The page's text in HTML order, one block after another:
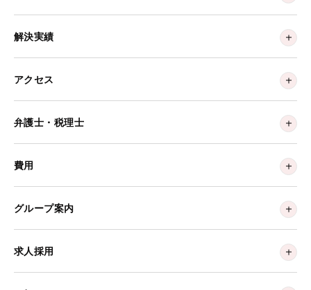
解決実績
アクセス
弁護士・税理士
費用
グループ案内
求人採用